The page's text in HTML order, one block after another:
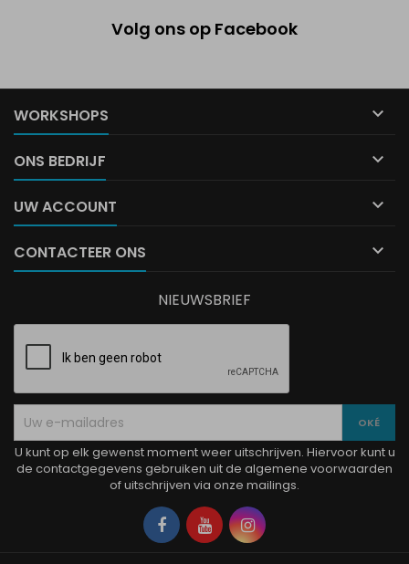
Volg ons op Facebook
WORKSHOPS 
ONS BEDRIJF 
UW ACCOUNT 
CONTACTEER ONS 
NIEUWSBRIEF
U kunt op elk gewenst moment weer uitschrijven. Hiervoor kunt u
de contactgegevens gebruiken uit de algemene voorwaarden
of uitschrijven via onze mailings.
Facebook
YouTubeInstagram